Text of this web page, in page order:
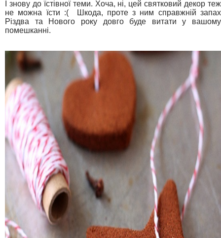
І знову до їстівної теми. Хоча, ні, цей святковий декор теж
не можна їсти :( Шкода, проте з ним справжній запах
Різдва та Нового року довго буде витати у вашому
помешканні.